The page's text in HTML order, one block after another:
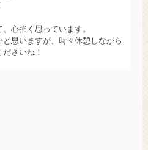
心強く思っています。
思いますが、時々休憩しながら
さいね！